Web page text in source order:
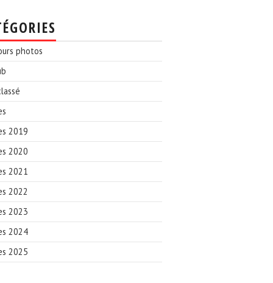
photos
2019
2020
2021
2022
2023
2024
2025